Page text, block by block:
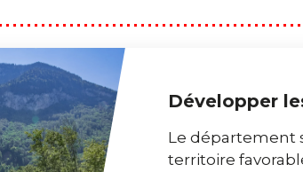
Développer
Le département
territoire